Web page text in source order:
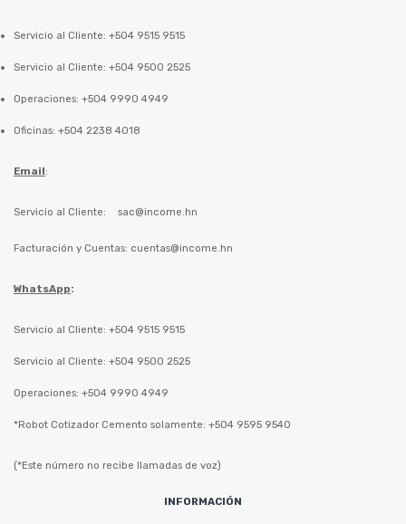
Servicio al Cliente: +504 9515 9515
Servicio al Cliente: +504 9500 2525
Operaciones: +504 9990 4949
Oficinas: +504 2238 4018
Email:
Servicio al Cliente: sac@income.hn
Facturación y Cuentas: cuentas@income.hn
WhatsApp:
Servicio al Cliente: +504 9515 9515
Servicio al Cliente: +504 9500 2525
Operaciones: +504 9990 4949
*Robot Cotizador Cemento solamente: +504 9595 9540
(*Este número no recibe llamadas de voz)
INFORMACIÓN